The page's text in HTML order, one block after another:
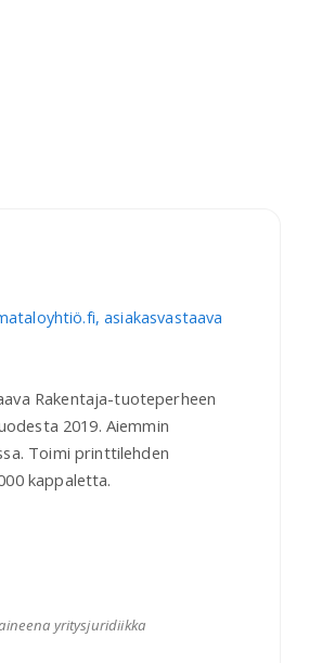
asiakasvastaava
Rakentaja-tuoteperheen
2019. Aiemmin
Toimi printtilehden
kappaletta.
yritysjuridiikka